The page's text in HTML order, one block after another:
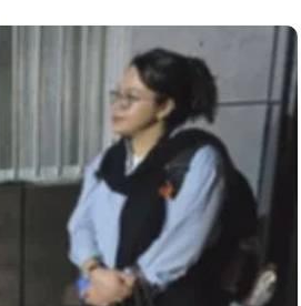
NEWS TNG– Pernah gak sih
kamu mulai ngerjain sesuatu cuma
buat iseng-iseng, eh ternyata malah
jadi peluang bisnis yang
menguntungkan? ...